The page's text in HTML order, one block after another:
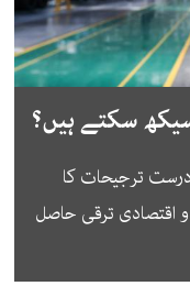
سکتے ہیں؟
ترجیحات کا
اقتصادی ترقی حاصل